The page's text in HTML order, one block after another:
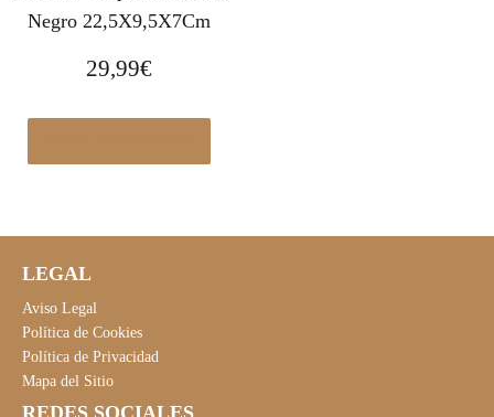
Negro 22,5X9,5X7Cm
29,99€
LEGAL
Aviso Legal
Política de Cookies
Política de Privacidad
Mapa del Sitio
REDES SOCIALES